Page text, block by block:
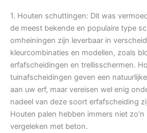
1. Houten schuttingen: Dit was
de meest bekende en populaire type
omheiningen zijn leverbaar in
kleurcombinaties en modellen, zoals
erfafscheidingen en trellisschermen.
tuinafscheidingen geven een
aan uw erf, maar vereisen wel enig
nadeel van deze soort erfafscheiding
Houten palen hebben immers niet
vergeleken met beton.